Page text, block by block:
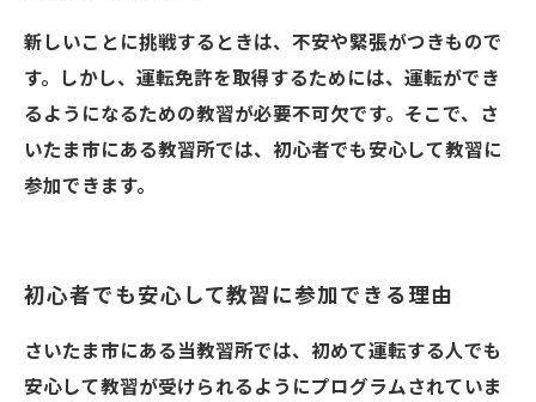
新しいことに挑戦するときは、不安や緊張がつきもので
す。しかし、運転免許を取得するためには、運転ができ
るようになるための教習が必要不可欠です。そこで、さ
いたま市にある教習所では、初心者でも安心して教習に
参加できます。
初心者でも安心して教習に参加できる理由
さいたま市にある当教習所では、初めて運転する人でも
安心して教習が受けられるようにプログラムされていま